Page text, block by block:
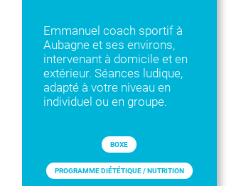
Emmanuel coach sportif à
Aubagne et ses environs,
intervenant à domicile et en
extérieur. Séances ludique,
adapté à votre niveau en
individuel ou en groupe.
BOXE
PROGRAMME DIÉTÉTIQUE / NUTRITION